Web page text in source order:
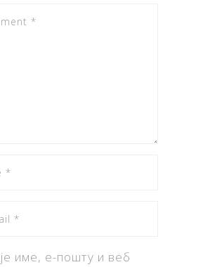
име, е-пошту и веб